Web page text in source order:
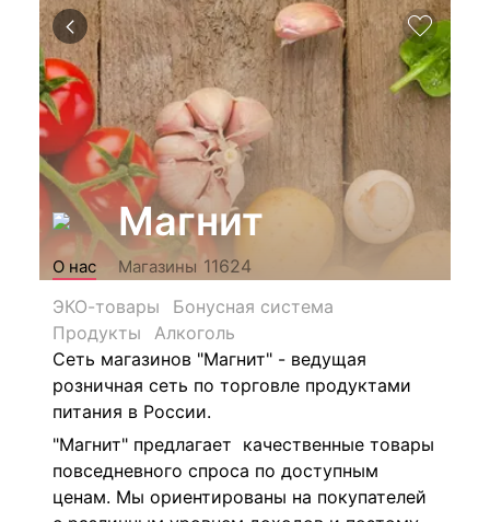
Магнит
О нас Магазины 11624
ЭКО-товары
Бонусная система
Продукты
Алкоголь
Сеть магазинов "Магнит" - ведущая
розничная сеть по торговле продуктами
питания в России.
"Магнит" предлагает качественные товары
повседневного спроса по доступным
ценам. Мы ориентированы на покупателей